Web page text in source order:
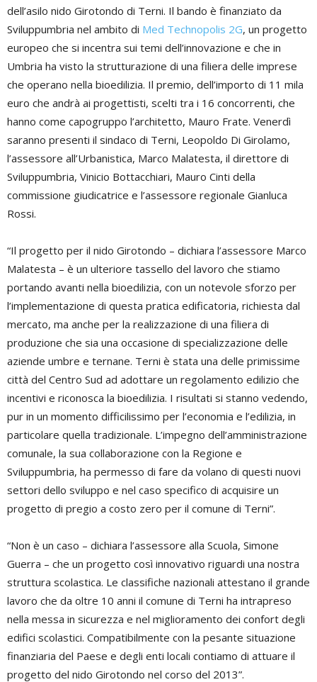
dell’asilo nido Girotondo di Terni. Il bando è finanziato da
Sviluppumbria nel ambito di Med Technopolis 2G, un progetto
europeo che si incentra sui temi dell’innovazione e che in
Umbria ha visto la strutturazione di una filiera delle imprese
che operano nella bioedilizia. Il premio, dell’importo di 11 mila
euro che andrà ai progettisti, scelti tra i 16 concorrenti, che
hanno come capogruppo l’architetto, Mauro Frate. Venerdì
saranno presenti il sindaco di Terni, Leopoldo Di Girolamo,
l’assessore all’Urbanistica, Marco Malatesta, il direttore di
Sviluppumbria, Vinicio Bottacchiari, Mauro Cinti della
commissione giudicatrice e l’assessore regionale Gianluca
Rossi.
“Il progetto per il nido Girotondo – dichiara l’assessore Marco
Malatesta – è un ulteriore tassello del lavoro che stiamo
portando avanti nella bioedilizia, con un notevole sforzo per
l’implementazione di questa pratica edificatoria, richiesta dal
mercato, ma anche per la realizzazione di una filiera di
produzione che sia una occasione di specializzazione delle
aziende umbre e ternane. Terni è stata una delle primissime
città del Centro Sud ad adottare un regolamento edilizio che
incentivi e riconosca la bioedilizia. I risultati si stanno vedendo,
pur in un momento difficilissimo per l’economia e l’edilizia, in
particolare quella tradizionale. L’impegno dell’amministrazione
comunale, la sua collaborazione con la Regione e
Sviluppumbria, ha permesso di fare da volano di questi nuovi
settori dello sviluppo e nel caso specifico di acquisire un
progetto di pregio a costo zero per il comune di Terni”.
“Non è un caso – dichiara l’assessore alla Scuola, Simone
Guerra – che un progetto così innovativo riguardi una nostra
struttura scolastica. Le classifiche nazionali attestano il grande
lavoro che da oltre 10 anni il comune di Terni ha intrapreso
nella messa in sicurezza e nel miglioramento dei confort degli
edifici scolastici. Compatibilmente con la pesante situazione
finanziaria del Paese e degli enti locali contiamo di attuare il
progetto del nido Girotondo nel corso del 2013”.